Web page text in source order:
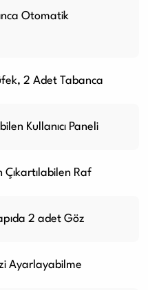
Otomatik
2 Adet Tabanca
Kullanıcı Paneli
Çıkartılabilen Raf
2 adet Göz
Ayarlayabilme